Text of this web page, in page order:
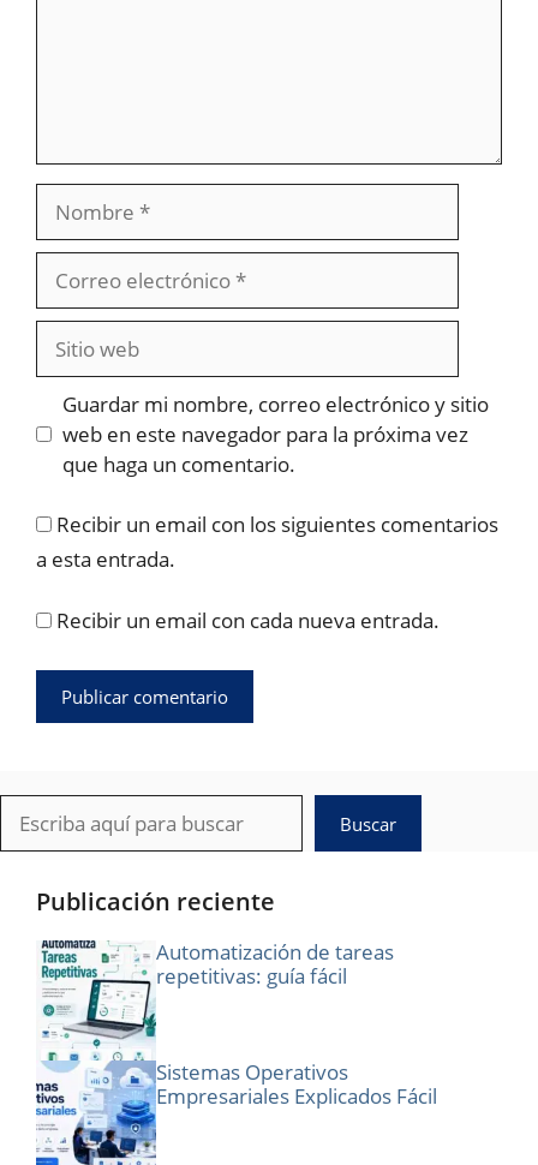
electrónico
web
Guardar mi nombre, correo electrónico y sitio
web en este navegador para la próxima vez
que haga un comentario.
Recibir un email con los siguientes comentarios
a esta entrada.
Recibir un email con cada nueva entrada.
Buscar
Buscar
Publicación reciente
Automatización de tareas
repetitivas: guía fácil
Sistemas Operativos
Empresariales Explicados Fácil